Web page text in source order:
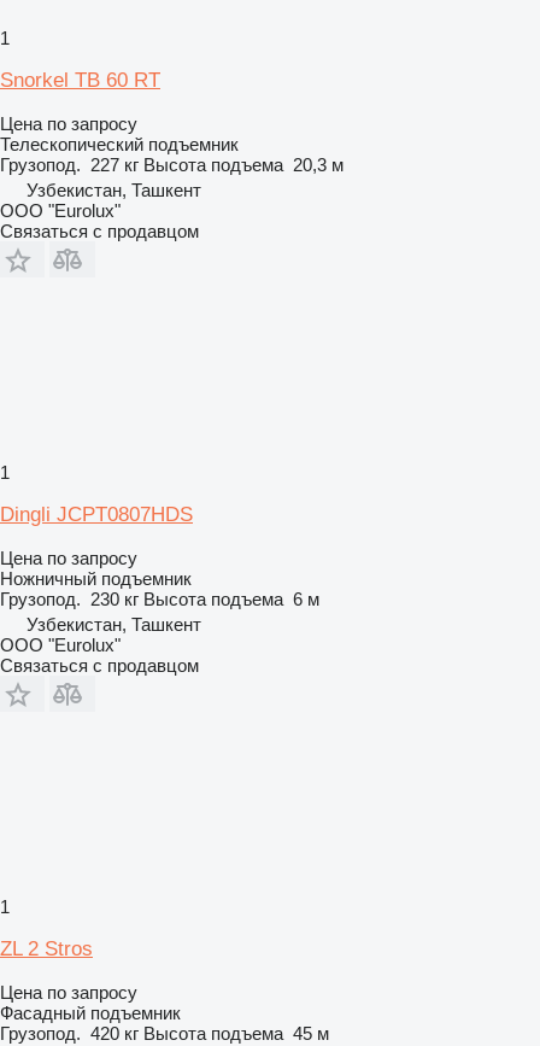
1
Snorkel TB 60 RT
Цена по запросу
Телескопический подъемник
Грузопод. 227 кг Высота подъема 20,3 м
Узбекистан, Ташкент
ООО "Eurolux"
Связаться с продавцом
1
Dingli JCPT0807HDS
Цена по запросу
Ножничный подъемник
Грузопод. 230 кг Высота подъема 6 м
Узбекистан, Ташкент
ООО "Eurolux"
Связаться с продавцом
1
ZL 2 Stros
Цена по запросу
Фасадный подъемник
Грузопод. 420 кг Высота подъема 45 м